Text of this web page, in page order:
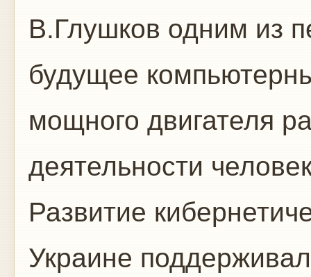
В.Глушков одним из
будущее
мощного двигателя
деятельности
Развитие
Украине